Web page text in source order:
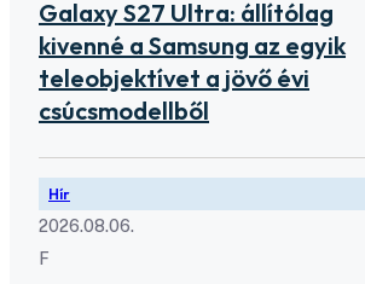
Galaxy S27 Ultra: állítólag
kivenné a Samsung az egyik
teleobjektívet a jövő évi
csúcsmodellből
Hír
2026.08.06.
F